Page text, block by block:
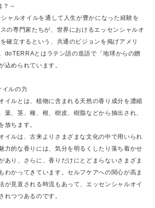
？～
ャルオイルを通して人生が豊かになった経験を
の専門家たちが、世界におけるエッセンシャルオ
確立するという、共通のビジョンを掲げアメリ
doTERRAとはラテン語の造語で「地球からの贈
込められています。
イルの力
イルとは、植物に含まれる天然の香り成分を濃縮
葉、茎、種、根、樹皮、樹脂などから抽出され、
放ちます。
イルは、古来よりさまざまな文化の中で用いられ
力的な香りには、気分を明るくしたり落ち着かせ
あり、さらに、香りだけにとどまらないさまざま
わかってきています。セルフケアへの関心が高ま
が見直される時流もあって、エッセンシャルオイ
れつつあるのです。